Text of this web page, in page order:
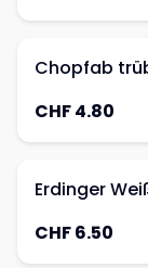
Chopfab
CHF 4.80
Erdinger
CHF 6.50